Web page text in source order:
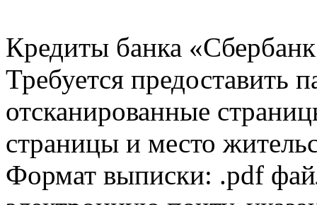
Кредиты банка
Требуется предоставить
отсканированные
страницы и место
Формат выписки: .pdf